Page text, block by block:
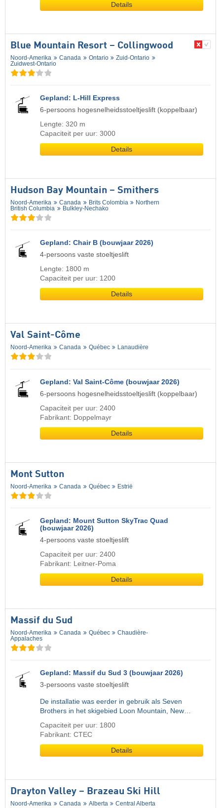
Details
Blue Mountain Resort – Collingwood
Noord-Amerika Canada Ontario
Zuid-Ontario
Zuidwest-Ontario
Gepland: L-Hill Express
6-persoons hogesnelheidsstoeltjeslift (koppelbaar)
Lengte: 320 m
Capaciteit per uur: 3000
Details
Hudson Bay Mountain – Smithers
Noord-Amerika Canada Brits Colombia
Northern
British Columbia
Bulkley-Nechako
Gepland: Chair B (bouwjaar 2026)
4-persoons vaste stoeltjeslift
Lengte: 1800 m
Capaciteit per uur: 1200
Details
Val Saint-Côme
Noord-Amerika Canada Québec Lanaudière
Gepland: Val Saint-Côme (bouwjaar 2026)
6-persoons hogesnelheidsstoeltjeslift (koppelbaar)
Capaciteit per uur: 2400
Fabrikant: Doppelmayr
Details
Mont Sutton
Noord-Amerika Canada Québec Estrië
Gepland: Mount Sutton SkyTrac Quad
(bouwjaar 2026)
4-persoons vaste stoeltjeslift
Capaciteit per uur: 2400
Fabrikant: Leitner-Poma
Details
Massif du Sud
Noord-Amerika Canada Québec
Chaudière-
Appalaches
Gepland: Massif du Sud 3 (bouwjaar 2026)
3-persoons vaste stoeltjeslift
De installatie was eerder in gebruik als Seven
Brothers in het skigebied Loon Mountain, New…
Capaciteit per uur: 1800
Fabrikant: CTEC
Details
Drayton Valley – Brazeau Ski Hill
Noord-Amerika Canada Alberta Central Alberta